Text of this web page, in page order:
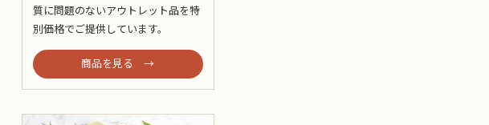
質に問題のないアウトレット品を特
別価格でご提供しています。
商品を見る →